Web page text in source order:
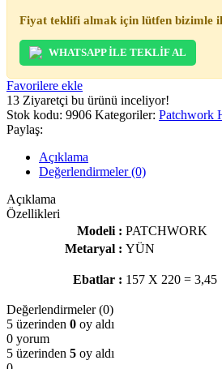
Fiyat teklifi almak için lütfen bizimle
WHATSAPP İLE TEKLİF AL
Favorilere ekle
13 Ziyaretçi bu ürünü inceliyor!
Stok kodu: 9906 Kategoriler: Patchwork
Paylaş:
Açıklama
Değerlendirmeler (0)
Açıklama
Özellikleri
Modeli : PATCHWORK
Metaryal : YÜN
Ebatlar : 157 X 220 = 3,45
Değerlendirmeler (0)
5 üzerinden 0 oy aldı
0 yorum
5 üzerinden 5 oy aldı